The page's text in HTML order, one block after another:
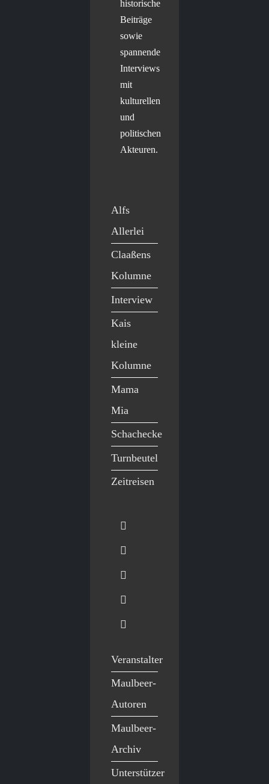
historische
Beiträge
sowie
spannende
Interviews
mit
kulturellen
und
politischen
Akteuren.
Alfs
Allerlei
Claaßens
Kolumne
Interview
Kais
kleine
Kolumne
Mama
Mia
Schachecke
Turnbeutel
Zeitreisen
Veranstalter
Maulbeer-
Autoren
Maulbeer-
Archiv
Unterstützer